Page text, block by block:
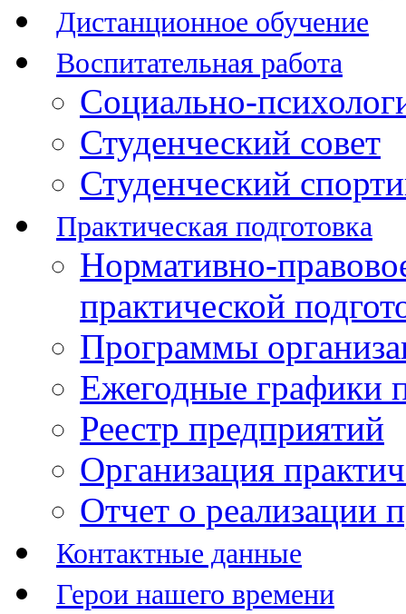
Дистанционное обучение
Воспитательная работа
Социально-
Студенческий совет
Студенческий
Практическая подготовка
Нормативно-
практической
Программы
Ежегодные графики
Реестр предприятий
Организация
Отчет о реализации
Контактные данные
Герои нашего времени